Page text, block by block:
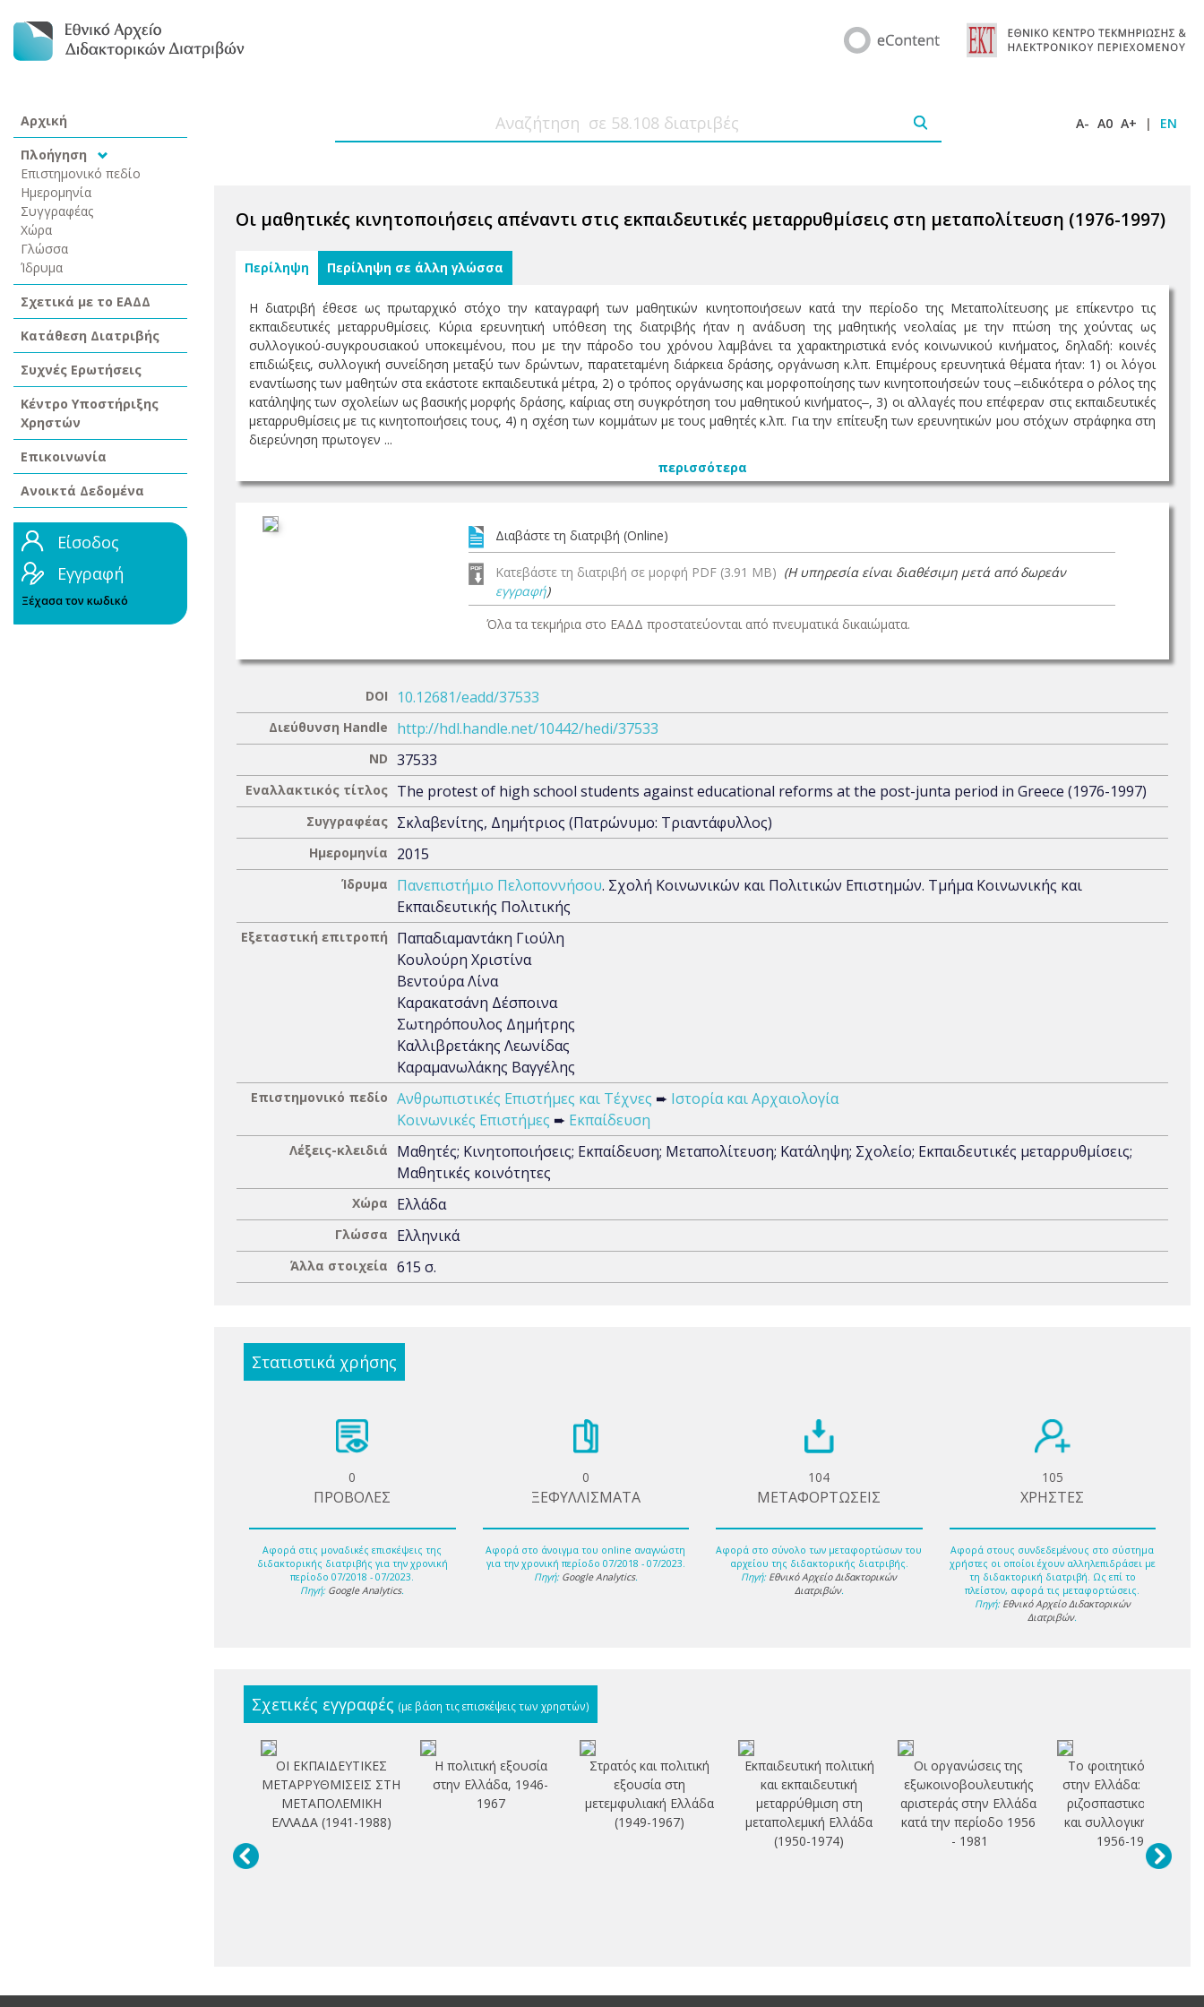
Αρχική
Πλοήγηση
Επιστημονικό πεδίο
Ημερομηνία
Συγγραφέας
Χώρα
Γλώσσα
Ίδρυμα
Σχετικά με το ΕΑΔΔ
Κατάθεση Διατριβής
Συχνές Ερωτήσεις
Κέντρο Υποστήριξης
Χρηστών
Επικοινωνία
Ανοικτά Δεδομένα
Είσοδος
Εγγραφή
Ξέχασα τον κωδικό
A- A0 A+ | EN
Οι μαθητικές κινητοποιήσεις απέναντι στις εκπαιδευτικές μεταρρυθμίσεις στη μεταπολίτευση (1976-1997)
Περίληψη Περίληψη σε άλλη γλώσσα
Η διατριβή έθεσε ως πρωταρχικό στόχο την καταγραφή των μαθητικών κινητοποιήσεων κατά την περίοδο της Μεταπολίτευσης με επίκεντρο τις
εκπαιδευτικές μεταρρυθμίσεις. Κύρια ερευνητική υπόθεση της διατριβής ήταν η ανάδυση της μαθητικής νεολαίας με την πτώση της χούντας ως
συλλογικού-συγκρουσιακού υποκειμένου, που με την πάροδο του χρόνου λαμβάνει τα χαρακτηριστικά ενός κοινωνικού κινήματος, δηλαδή: κοινές
επιδιώξεις, συλλογική συνείδηση μεταξύ των δρώντων, παρατεταμένη διάρκεια δράσης, οργάνωση κ.λπ. Επιμέρους ερευνητικά θέματα ήταν: 1) οι λόγοι
εναντίωσης των μαθητών στα εκάστοτε εκπαιδευτικά μέτρα, 2) ο τρόπος οργάνωσης και μορφοποίησης των κινητοποιήσεών τους ‒ειδικότερα ο ρόλος της
κατάληψης των σχολείων ως βασικής μορφής δράσης, καίριας στη συγκρότηση του μαθητικού κινήματος‒, 3) οι αλλαγές που επέφεραν στις εκπαιδευτικές
μεταρρυθμίσεις με τις κινητοποιήσεις τους, 4) η σχέση των κομμάτων με τους μαθητές κ.λπ. Για την επίτευξη των ερευνητικών μου στόχων στράφηκα στη
διερεύνηση πρωτογεν ...
περισσότερα
Διαβάστε τη διατριβή (Online)
Κατεβάστε τη διατριβή σε μορφή PDF (3.91 MB) (Η υπηρεσία είναι διαθέσιμη μετά από δωρεάν
εγγραφή)
Όλα τα τεκμήρια στο ΕΑΔΔ προστατεύονται από πνευματικά δικαιώματα.
DOI 10.12681/eadd/37533
Διεύθυνση Handle http://hdl.handle.net/10442/hedi/37533
ND 37533
Εναλλακτικός τίτλος The protest of high school students against educational reforms at the post-junta period in Greece (1976-1997)
Συγγραφέας Σκλαβενίτης, Δημήτριος (Πατρώνυμο: Τριαντάφυλλος)
Ημερομηνία 2015
Ίδρυμα Πανεπιστήμιο Πελοποννήσου. Σχολή Κοινωνικών και Πολιτικών Επιστημών. Τμήμα Κοινωνικής και
Εκπαιδευτικής Πολιτικής
Εξεταστική επιτροπή
Παπαδιαμαντάκη Γιούλη
Κουλούρη Χριστίνα
Βεντούρα Λίνα
Καρακατσάνη Δέσποινα
Σωτηρόπουλος Δημήτρης
Καλλιβρετάκης Λεωνίδας
Καραμανωλάκης Βαγγέλης
Επιστημονικό πεδίο Ανθρωπιστικές Επιστήμες και Τέχνες ➨ Ιστορία και Αρχαιολογία
Κοινωνικές Επιστήμες ➨ Εκπαίδευση
Λέξεις-κλειδιά
Μαθητές; Κινητοποιήσεις; Εκπαίδευση; Μεταπολίτευση; Κατάληψη; Σχολείο; Εκπαιδευτικές μεταρρυθμίσεις;
Μαθητικές κοινότητες
Χώρα Ελλάδα
Γλώσσα Ελληνικά
Άλλα στοιχεία 615 σ.
Στατιστικά χρήσης
0
ΠΡΟΒΟΛΕΣ
Αφορά στις μοναδικές επισκέψεις της
διδακτορικής διατριβής για την χρονική
περίοδο 07/2018 - 07/2023.
Πηγή: Google Analytics.
0
ΞΕΦΥΛΛΙΣΜΑΤΑ
Αφορά στο άνοιγμα του online αναγνώστη
για την χρονική περίοδο 07/2018 - 07/2023.
Πηγή: Google Analytics.
104
ΜΕΤΑΦΟΡΤΩΣΕΙΣ
Αφορά στο σύνολο των μεταφορτώσων του
αρχείου της διδακτορικής διατριβής.
Πηγή: Εθνικό Αρχείο Διδακτορικών
Διατριβών.
105
ΧΡΗΣΤΕΣ
Αφορά στους συνδεδεμένους στο σύστημα
χρήστες οι οποίοι έχουν αλληλεπιδράσει με
τη διδακτορική διατριβή. Ως επί το
πλείστον, αφορά τις μεταφορτώσεις.
Πηγή: Εθνικό Αρχείο Διδακτορικών
Διατριβών.
Σχετικές εγγραφές (με βάση τις επισκέψεις των χρηστών)
ΟΙ ΕΚΠΑΙΔΕΥΤΙΚΕΣ
ΜΕΤΑΡΡΥΘΜΙΣΕΙΣ ΣΤΗ
ΜΕΤΑΠΟΛΕΜΙΚΗ
ΕΛΛΑΔΑ (1941-1988)
Η πολιτική εξουσία
στην Ελλάδα, 1946-
1967
Στρατός και πολιτική
εξουσία στη
μετεμφυλιακή Ελλάδα
(1949-1967)
Εκπαιδευτική πολιτική
και εκπαιδευτική
μεταρρύθμιση στη
μεταπολεμική Ελλάδα
(1950-1974)
Οι οργανώσεις της
εξωκοινοβουλευτικής
αριστεράς στην Ελλάδα
κατά την περίοδο 1956
- 1981
Το φοιτητικό κίνημα
στην Ελλάδα: πολιτική
ριζοσπαστικοποίηση
και συλλογική δράση:
1956-1964